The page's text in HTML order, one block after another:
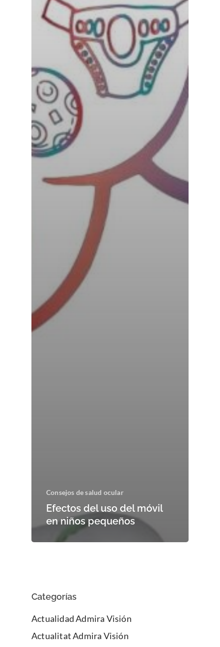
Consejos de salud ocular
Efectos del uso del móvil
en niños pequeños
Categorías
Actualidad Admira Visión
Actualitat Admira Visión